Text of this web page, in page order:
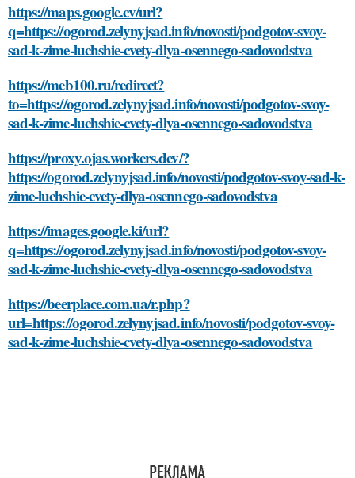
https://maps.google.cv/url?
q=https://ogorod.zelynyjsad.info/novosti/podgotov-svoy-
sad-k-zime-luchshie-cvety-dlya-osennego-sadovodstva
https://meb100.ru/redirect?
to=https://ogorod.zelynyjsad.info/novosti/podgotov-svoy-
sad-k-zime-luchshie-cvety-dlya-osennego-sadovodstva
https://proxy.ojas.workers.dev/?
https://ogorod.zelynyjsad.info/novosti/podgotov-svoy-sad-k-
zime-luchshie-cvety-dlya-osennego-sadovodstva
https://images.google.ki/url?
q=https://ogorod.zelynyjsad.info/novosti/podgotov-svoy-
sad-k-zime-luchshie-cvety-dlya-osennego-sadovodstva
https://beerplace.com.ua/r.php?
url=https://ogorod.zelynyjsad.info/novosti/podgotov-svoy-
sad-k-zime-luchshie-cvety-dlya-osennego-sadovodstva